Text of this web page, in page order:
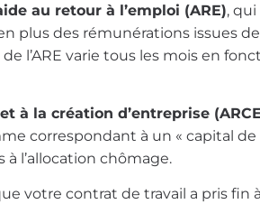
au retour à l’emploi (ARE),
plus des rémunérations issues
l’ARE varie tous les mois en
à la création d’entreprise
correspondant à un « capital de
l’allocation chômage.
votre contrat de travail a pris fin